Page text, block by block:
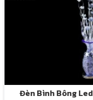
Đèn Bình Bông Led